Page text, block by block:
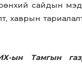
сайдын
хаврын
ын Тамгын